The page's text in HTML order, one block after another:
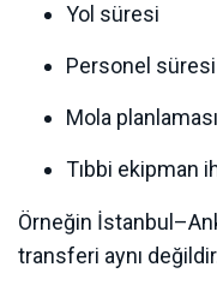
Yol süresi
Personel süresi
Mola planlaması
Tıbbi ekipman
Örneğin
transferi aynı